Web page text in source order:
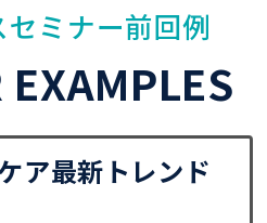
ミナー前回例
ア最新トレンド